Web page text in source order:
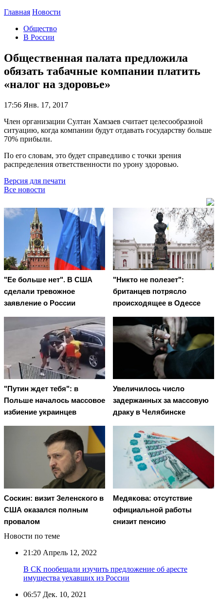
Главная Новости
Общество
В России
Общественная палата предложила
обязать табачные компании платить
«налог на здоровье»
17:56 Янв. 17, 2017
Член организации Султан Хамзаев считает целесообразной
ситуацию, когда компании будут отдавать государству больше
70% прибыли.
По его словам, это будет справедливо с точки зрения
распределения ответственности по урону здоровью.
Версия для печати
Все новости
"Ее больше нет". В США
сделали тревожное
заявление о России
"Никто не полезет":
британцев потрясло
происходящее в Одессе
"Путин ждет тебя": в
Польше началось массовое
избиение украинцев
Увеличилось число
задержанных за массовую
драку в Челябинске
Соскин: визит Зеленского в
США оказался полным
провалом
Медякова: отсутствие
официальной работы
снизит пенсию
Новости по теме
21:20 Апрель 12, 2022
В СК пообещали изучить предложение об аресте
имущества уехавших из России
06:57 Дек. 10, 2021